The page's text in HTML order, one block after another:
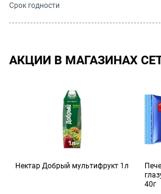
Cрок годности
АКЦИИ В МАГАЗИНАХ
Нектар Добрый мультифрукт 1л
40г